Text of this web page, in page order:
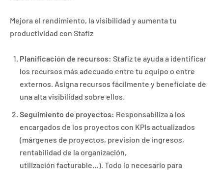
Mejora el rendimiento, la visibilidad y aumenta tu
productividad con Stafiz
Planificación de recursos: Stafiz te ayuda a identificar
los recursos más adecuado entre tu equipo o entre
externos. Asigna recursos fácilmente y benefíciate de
una alta visibilidad sobre ellos.
Seguimiento de proyectos: Responsabiliza a los
encargados de los proyectos con KPIs actualizados
(márgenes de proyectos, prevision de ingresos,
rentabilidad de la organización,
utilización facturable…). Todo lo necesario para